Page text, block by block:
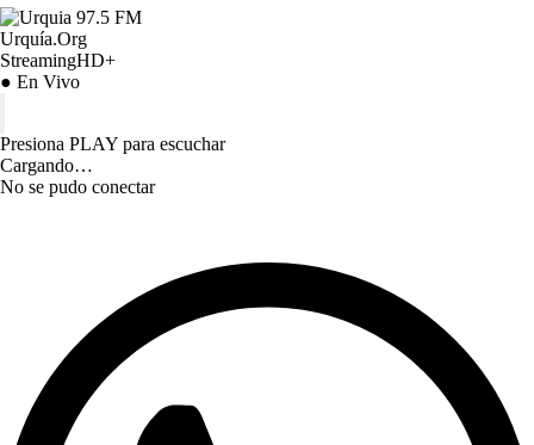
Urquía.Org
StreamingHD+
● En Vivo
Presiona PLAY para escuchar
Cargando…
No se pudo conectar